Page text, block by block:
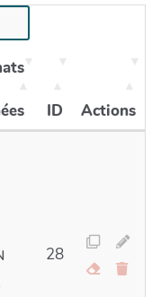
ID
Actions
28